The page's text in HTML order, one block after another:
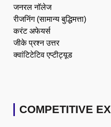
जनरल नॉलेज
रीजनिंग (सामान्य बुद्धिमत्ता)
करंट अफेयर्स
जीके प्रश्न उत्तर
क्वांटिटेटिव एप्टीट्यूड
COMPETITIVE